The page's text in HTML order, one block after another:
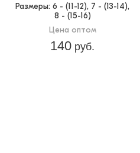
Размеры: 6 - (11-12), 7 - (13-14),
8 - (15-16)
Цена оптом
140 руб.